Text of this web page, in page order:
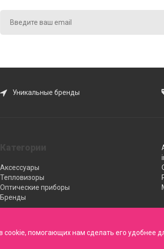
Уникальные бренды
Аксессуары
Тепловизоры
Оптические приборы
Бренды
cookie, помогающих нам сделать его удобнее